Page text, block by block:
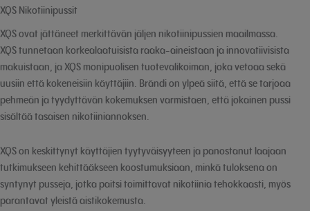
XQS Nikotiinipussit
XQS ovat jättäneet merkittävän jäljen nikotiinipussien maailmassa.
XQS tunnetaan korkealaatuisista raaka-aineistaan ja innovatiivisista
makuistaan, ja XQS monipuolisen tuotevalikoiman, joka vetoaa sekä
uusiin että kokeneisiin käyttäjiin. Brändi on ylpeä siitä, että se tarjoaa
pehmeän ja tyydyttävän kokemuksen varmistaen, että jokainen pussi
sisältää tasaisen nikotiiniannoksen.
XQS on keskittynyt käyttäjien tyytyväisyyteen ja panostanut laajaan
tutkimukseen kehittääkseen koostumuksiaan, minkä tuloksena on
syntynyt pusseja, jotka paitsi toimittavat nikotiinia tehokkaasti, myös
parantavat yleistä aistikokemusta.